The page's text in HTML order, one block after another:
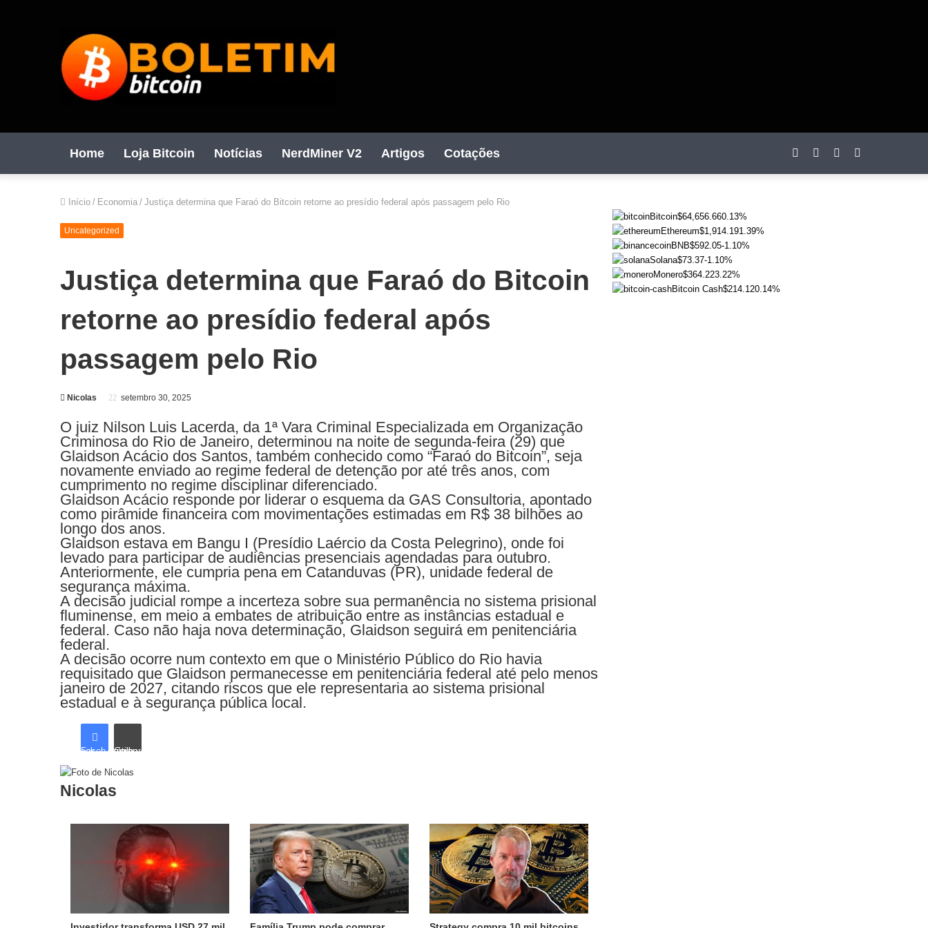
Home Loja Bitcoin Notícias NerdMiner V2 Artigos Cotações
Início / Economia / Justiça determina que Faraó do Bitcoin retorne ao presídio federal após passagem pelo Rio
Uncategorized
Justiça determina que Faraó do Bitcoin
retorne ao presídio federal após
passagem pelo Rio
Nicolas setembro 30, 2025
O juiz Nilson Luis Lacerda, da 1ª Vara Criminal Especializada em Organização
Criminosa do Rio de Janeiro, determinou na noite de segunda-feira (29) que
Glaidson Acácio dos Santos, também conhecido como “Faraó do Bitcoin”, seja
novamente enviado ao regime federal de detenção por até três anos, com
cumprimento no regime disciplinar diferenciado.
Glaidson Acácio responde por liderar o esquema da GAS Consultoria, apontado
como pirâmide financeira com movimentações estimadas em R$ 38 bilhões ao
longo dos anos.
Glaidson estava em Bangu I (Presídio Laércio da Costa Pelegrino), onde foi
levado para participar de audiências presenciais agendadas para outubro.
Anteriormente, ele cumpria pena em Catanduvas (PR), unidade federal de
segurança máxima.
A decisão judicial rompe a incerteza sobre sua permanência no sistema prisional
fluminense, em meio a embates de atribuição entre as instâncias estadual e
federal. Caso não haja nova determinação, Glaidson seguirá em penitenciária
federal.
A decisão ocorre num contexto em que o Ministério Público do Rio havia
requisitado que Glaidson permanecesse em penitenciária federal até pelo menos
janeiro de 2027, citando riscos que ele representaria ao sistema prisional
estadual e à segurança pública local.
Facebook Compartilhar via e-mail
Nicolas
Bitcoin$64,656.660.13%
Ethereum$1,914.191.39%
BNB$592.05-1.10%
Solana$73.37-1.10%
Monero$364.223.22%
Bitcoin Cash$214.120.14%